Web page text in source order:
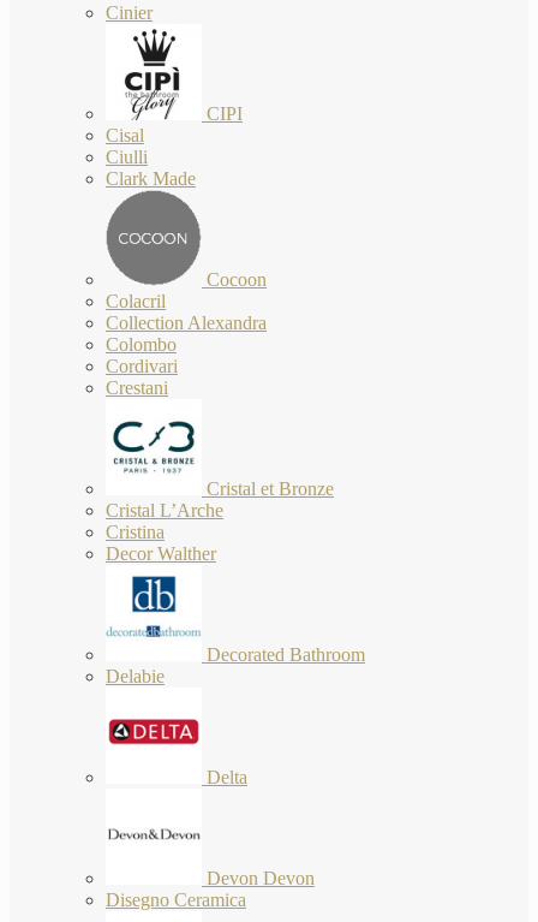
Cinier
CIPI
Cisal
Ciulli
Clark Made
Cocoon
Colacril
Collection Alexandra
Colombo
Cordivari
Crestani
Cristal et Bronze
Cristal L’Arche
Cristina
Decor Walther
Decorated Bathroom
Delabie
Delta
Devon Devon
Disegno Ceramica